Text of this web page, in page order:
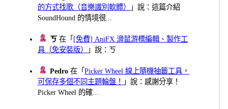
的方式找歌（音樂識別軟體）
」說：這篇介紹
SoundHound 的情境很...
ㄎ 在「 [免費] AniFX 滑鼠游標編輯、製作工
具（免安裝版）
」說：ㄎ
Pedro 在「Picker Wheel 線上隨機抽籤工具，
可保存多個不同主題輪盤！
」說：感謝分享！
Picker Wheel 的確...